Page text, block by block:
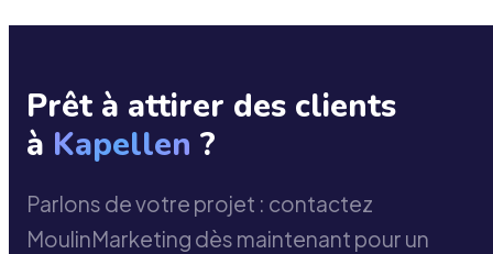
Prêt à attirer des clients
à Kapellen ?
Parlons de votre projet : contactez
MoulinMarketing dès maintenant pour un